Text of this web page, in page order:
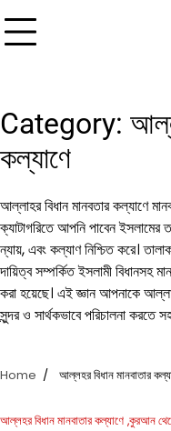
Category:
কল্যাণে
আল্লাহর বিধান মানবতার কল্যাণে
ক্যাটাগরিতে আপনি পাবেন ইসলামের
ন্যায়, এবং কল্যাণ নিশ্চিত করে।
দায়িত্ব সম্পর্কিত ইসলামী বিধানসহ
করা হয়েছে। এই জ্ঞান আপনাকে
সুন্দর ও সার্থকভাবে পরিচালনা করতে
Home আল্লহর বিধান মানবাতার
আল্লহর বিধান মানবাতার কল্যাণে কুরআন